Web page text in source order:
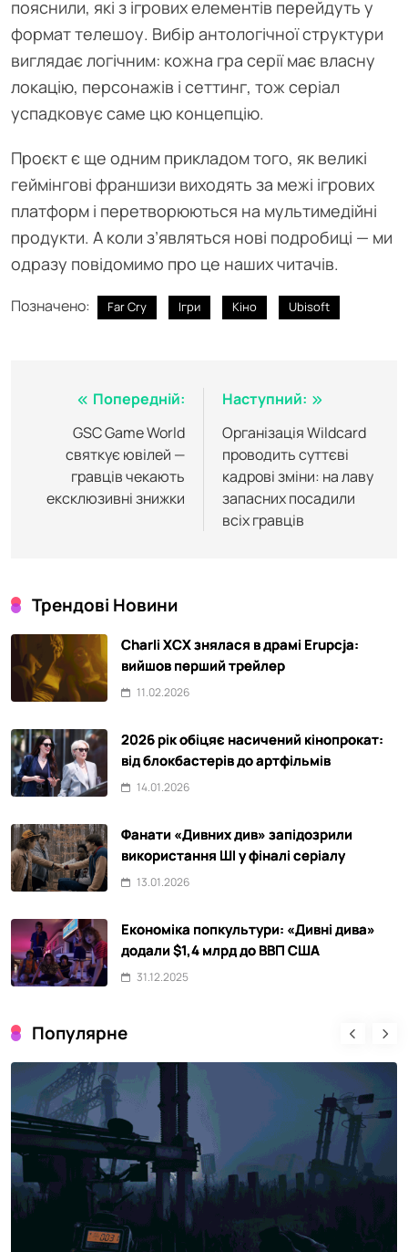
пояснили, які з ігрових елементів перейдуть у
формат телешоу. Вибір антологічної структури
виглядає логічним: кожна гра серії має власну
локацію, персонажів і сеттинг, тож серіал
успадковує саме цю концепцію.
Проєкт є ще одним прикладом того, як великі
геймінгові франшизи виходять за межі ігрових
платформ і перетворюються на мультимедійні
продукти. А коли з’являться нові подробиці — ми
одразу повідомимо про це наших читачів.
Позначено: Far Cry Ігри Кіно Ubisoft
Навігація
записів
Попередній:
GSC Game World
святкує ювілей —
гравців чекають
ексклюзивні знижки
Наступний:
Організація Wildcard
проводить суттєві
кадрові зміни: на лаву
запасних посадили
всіх гравців
Трендові Новини
Charli XCX знялася в драмі Erupcja:
вийшов перший трейлер
11.02.2026
2026 рік обіцяє насичений кінопрокат:
від блокбастерів до артфільмів
14.01.2026
Фанати «Дивних див» запідозрили
використання ШІ у фіналі серіалу
13.01.2026
Економіка попкультури: «Дивні дива»
додали $1,4 млрд до ВВП США
31.12.2025
Популярне